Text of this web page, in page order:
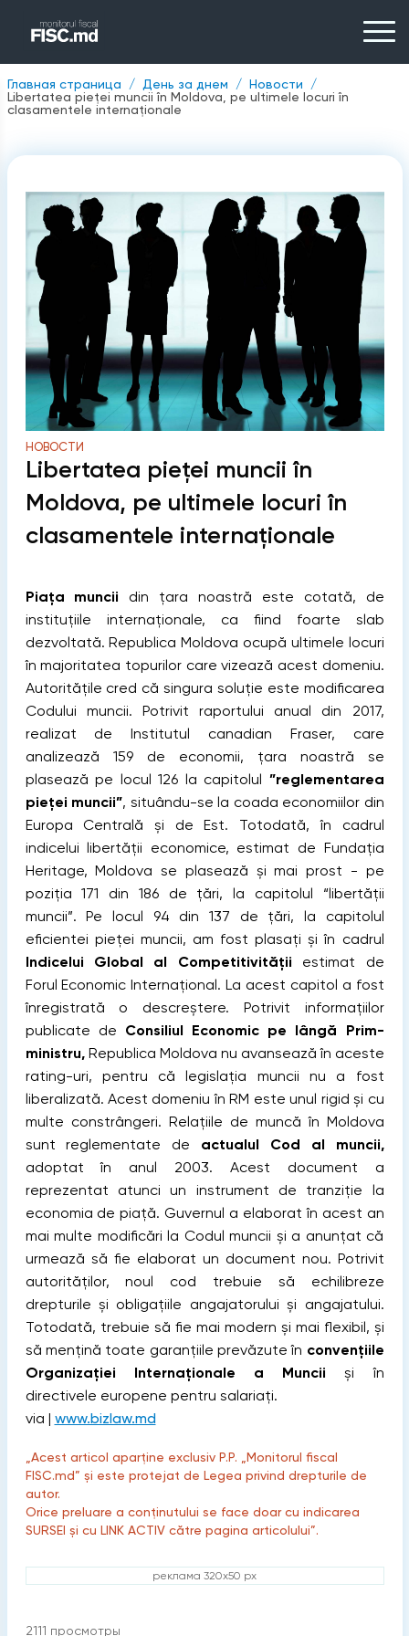
Главная страница День за днем
Новости
Libertatea pieței muncii în Moldova, pe ultimele locuri în
clasamentele internaționale
НОВОСТИ
Libertatea pieței muncii în
Moldova, pe ultimele locuri în
clasamentele internaționale
Piața muncii din țara noastră este cotată, de
instituțiile internaționale, ca fiind foarte slab
dezvoltată. Republica Moldova ocupă ultimele locuri
în majoritatea topurilor care vizează acest domeniu.
Autoritățile cred că singura soluție este modificarea
Codului muncii. Potrivit raportului anual din 2017,
realizat de Institutul canadian Fraser, care
analizează 159 de economii, țara noastră se
plasează pe locul 126 la capitolul ”reglementarea
pieței muncii”, situându-se la coada economiilor din
Europa Centrală și de Est. Totodată, în cadrul
indicelui libertății economice, estimat de Fundația
Heritage, Moldova se plasează și mai prost - pe
poziția 171 din 186 de țări, la capitolul “libertății
muncii”. Pe locul 94 din 137 de țări, la capitolul
eficientei pieței muncii, am fost plasați și în cadrul
Indicelui Global al Competitivității estimat de
Forul Economic Internațional. La acest capitol a fost
înregistrată o descreștere. Potrivit informațiilor
publicate de Consiliul Economic pe lângă Prim-
ministru,Republica Moldova nu avansează în aceste
rating-uri, pentru că legislația muncii nu a fost
liberalizată. Acest domeniu în RM este unul rigid și cu
multe constrângeri. Relațiile de muncă în Moldova
sunt reglementate de actualul Cod al muncii,
adoptat în anul 2003. Acest document a
reprezentat atunci un instrument de tranziție la
economia de piață. Guvernul a elaborat în acest an
mai multe modificări la Codul muncii și a anunțat că
urmează să fie elaborat un document nou. Potrivit
autorităților, noul cod trebuie să echilibreze
drepturile și obligațiile angajatorului și angajatului.
Totodată, trebuie să fie mai modern și mai flexibil, și
să mențină toate garanțiile prevăzute în convențiile
Organizației Internaționale a Muncii și în
directivele europene pentru salariați.
via | www.bizlaw.md
„Acest articol aparține exclusiv P.P. „Monitorul fiscal
FISC.md” și este protejat de Legea privind drepturile de
autor.
Orice preluare a conținutului se face doar cu indicarea
SURSEI și cu LINK ACTIV către pagina articolului”.
реклама 320x50 px
2111 просмотры